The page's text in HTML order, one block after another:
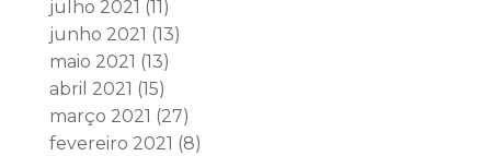
julho 2021 (11)
junho 2021 (13)
maio 2021 (13)
abril 2021 (15)
março 2021 (27)
fevereiro 2021 (8)